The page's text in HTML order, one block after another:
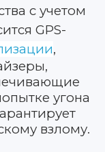
с учетом
GPS-
,
угона
взлому.